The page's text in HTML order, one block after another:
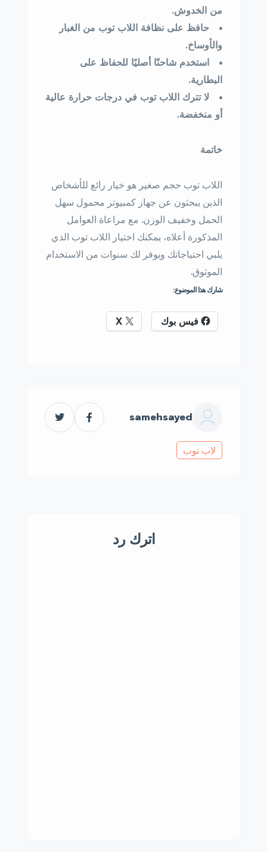
من الخدوش.
حافظ على نظافة اللاب توب من الغبار
والأوساخ.
استخدم شاحنًا أصليًا للحفاظ على
البطارية.
لا تترك اللاب توب في درجات حرارة عالية
أو منخفضة.
خاتمة
اللاب توب حجم صغير هو خيار رائع للأشخاص
الذين يبحثون عن جهاز كمبيوتر محمول سهل
الحمل وخفيف الوزن. مع مراعاة العوامل
المذكورة أعلاه، يمكنك اختيار اللاب توب الذي
يلبي احتياجاتك ويوفر لك سنوات من الاستخدام
الموثوق.
شارك هذا الموضوع:
فيس بوك X
samehsayed
لاب توب
اترك رد